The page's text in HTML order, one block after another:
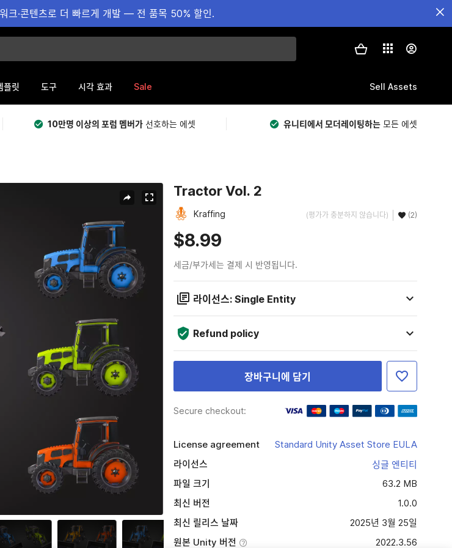
크·콘텐츠로 더 빠르게 개발 — 전 품목 50% 할인.
플릿 도구 시각 효과 Sale Sell Assets
10만명 이상의 포럼 멤버가 선호하는 에셋 유니티에서 모더레이팅하는 모든 에셋
Tractor Vol. 2
Kraffing (평가가 충분하지 않습니다) (2)
$8.99
세금/부가세는 결제 시 반영됩니다.
라이선스: Single Entity
Refund policy
장바구니에 담기
Secure checkout:
License agreement
Standard Unity Asset Store EULA
라이선스
싱글 엔티티
파일 크기
63.2 MB
최신 버전
1.0.0
최신 릴리스 날짜
2025년 3월 25일
원본 Unity 버전
2022.3.56